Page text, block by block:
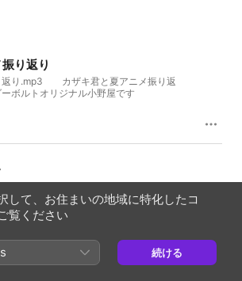
り返り
返り.mp3 カザキ君と夏アニメ振り返
ボルトオリジナル小野屋です
たいいです。
して、お住まいの地域に特化したコ
覧ください
続ける